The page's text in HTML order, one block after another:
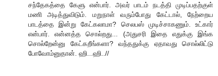
சந்தேகத்தை கேளு என்பார். அவர் பாடம் நடத்தி முடிப்பதற்குள்
மணி அடித்துவிடும். மறுநாள் வரும்போது கேட்டால், நேற்றைய
பாடத்தை இன்று கேட்கலாமா? செலபஸ் முடிச்சாகணும். உட்கார்
என்பார். என்னத்த சொல்றது... (அதுசரி இதை எதுக்கு இங்க
சொல்றேன்னு கேட்கறீங்களா? வந்ததுக்கு ஏதாவது சொல்லிட்டு
போவோம்னுதான். ஹி...ஹி..//